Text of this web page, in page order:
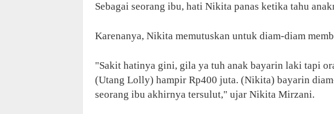
Sebagai seorang ibu, hati Nikita panas ketika tahu
Karenanya, Nikita memutuskan untuk diam-diam
"Sakit hatinya gini, gila ya tuh anak bayarin laki tapi
(Utang Lolly) hampir Rp400 juta. (Nikita) bayarin
seorang ibu akhirnya tersulut," ujar Nikita Mirzani.